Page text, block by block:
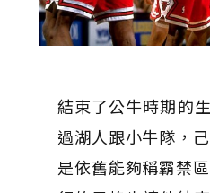
結束了公牛時期的
過湖人跟小牛隊，
是依舊能夠稱霸禁